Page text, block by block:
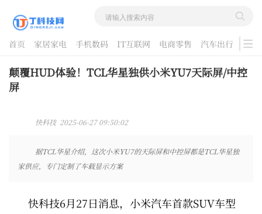
首页 家居家电 手机数码 IT互联网 电商零售 汽车出行
游戏
酷品评测
颠覆HUD体验！TCL华星独供小米YU7天际屏/中控
屏
快科技 2025-06-27 09:50:02
据TCL华星介绍，这次小米YU7的天际屏和中控屏都是TCL华星独
家供应，专门定制了车载显示方案
快科技6月27日消息，小米汽车首款SUV车型